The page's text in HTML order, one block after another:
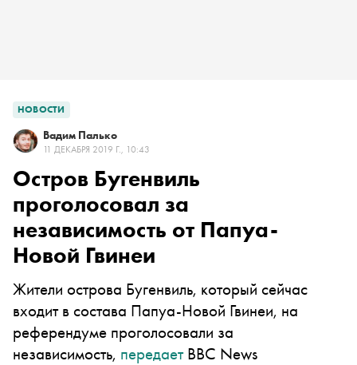
НОВОСТИ
Вадим Палько
11 ДЕКАБРЯ 2019 Г., 10:43
Остров Бугенвиль
проголосовал за
независимость от Папуа-
Новой Гвинеи
Жители острова Бугенвиль, который сейчас
входит в состава Папуа-Новой Гвинеи, на
референдуме проголосовали за
независимость, передаетBBC News